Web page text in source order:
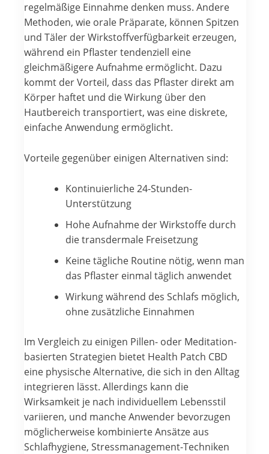
regelmäßige Einnahme denken muss. Andere
Methoden, wie orale Präparate, können Spitzen
und Täler der Wirkstoffverfügbarkeit erzeugen,
während ein Pflaster tendenziell eine
gleichmäßigere Aufnahme ermöglicht. Dazu
kommt der Vorteil, dass das Pflaster direkt am
Körper haftet und die Wirkung über den
Hautbereich transportiert, was eine diskrete,
einfache Anwendung ermöglicht.
Vorteile gegenüber einigen Alternativen sind:
Kontinuierliche 24-Stunden-
Unterstützung
Hohe Aufnahme der Wirkstoffe durch
die transdermale Freisetzung
Keine tägliche Routine nötig, wenn man
das Pflaster einmal täglich anwendet
Wirkung während des Schlafs möglich,
ohne zusätzliche Einnahmen
Im Vergleich zu einigen Pillen- oder Meditation-
basierten Strategien bietet Health Patch CBD
eine physische Alternative, die sich in den Alltag
integrieren lässt. Allerdings kann die
Wirksamkeit je nach individuellem Lebensstil
variieren, und manche Anwender bevorzugen
möglicherweise kombinierte Ansätze aus
Schlafhygiene, Stressmanagement-Techniken